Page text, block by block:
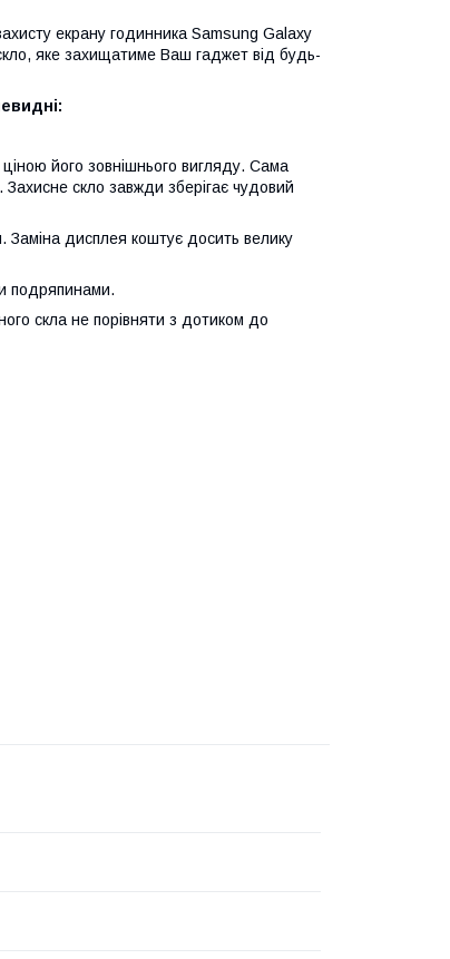
екрану годинника Samsung Galaxy
яке захищатиме Ваш гаджет від будь-
його зовнішнього вигляду. Сама
скло завжди зберігає чудовий
Заміна дисплея коштує досить велику
подряпинами.
скла не порівняти з дотиком до